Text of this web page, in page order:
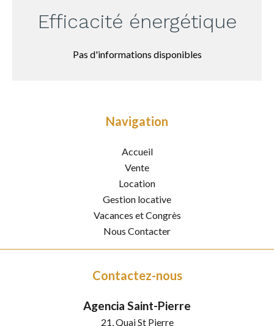
Efficacité énergétique
Pas d'informations disponibles
Navigation
Accueil
Vente
Location
Gestion locative
Vacances et Congrès
Nous Contacter
Contactez-nous
Agencia Saint-Pierre
21, Quai St Pierre